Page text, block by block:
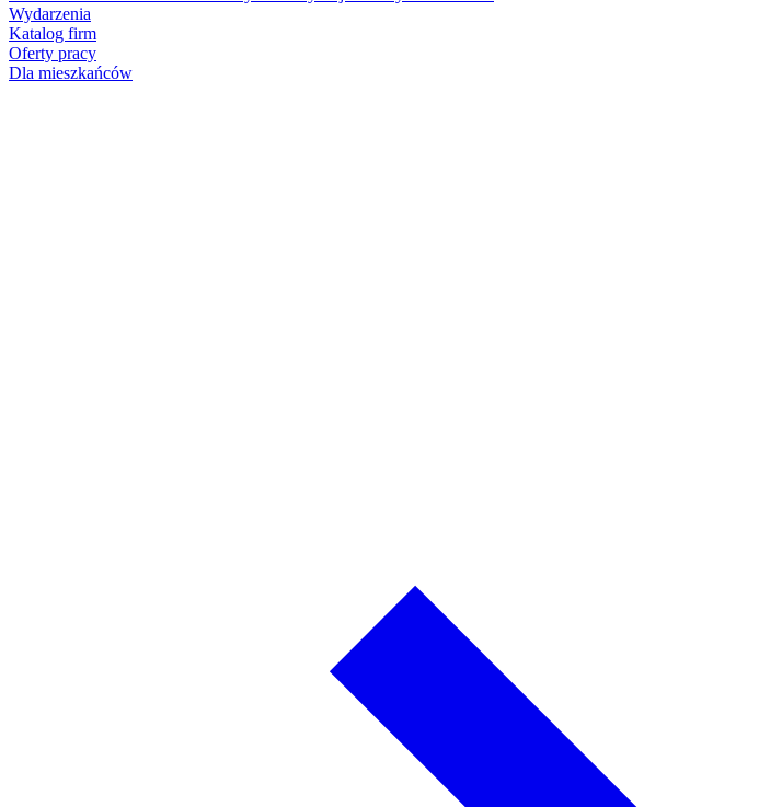
Wydarzenia
Katalog firm
Oferty pracy
Dla mieszkańców